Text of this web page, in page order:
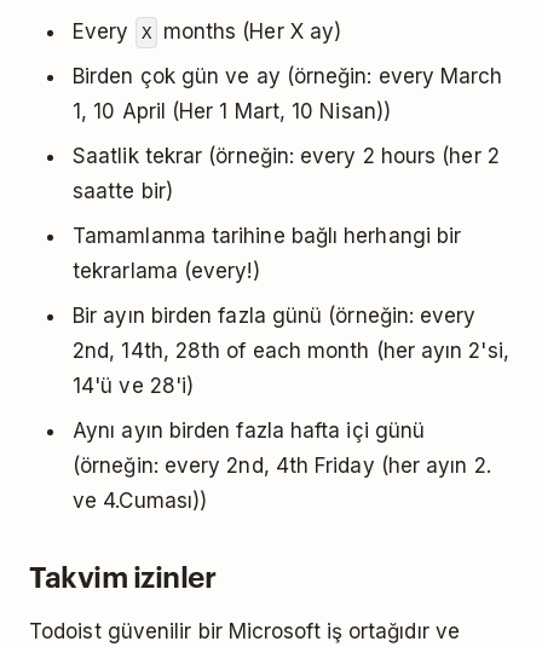
Every
X
months (Her X ay)
Birden çok gün ve ay (örneğin: every March
1, 10 April (Her 1 Mart, 10 Nisan))
Saatlik tekrar (örneğin: every 2 hours (her 2
saatte bir)
Tamamlanma tarihine bağlı herhangi bir
tekrarlama (every!)
Bir ayın birden fazla günü (örneğin: every
2nd, 14th, 28th of each month (her ayın 2'si,
14'ü ve 28'i)
Aynı ayın birden fazla hafta içi günü
(örneğin: every 2nd, 4th Friday (her ayın 2.
ve 4.Cuması))
Takvim izinler
Todoist güvenilir bir Microsoft iş ortağıdır ve